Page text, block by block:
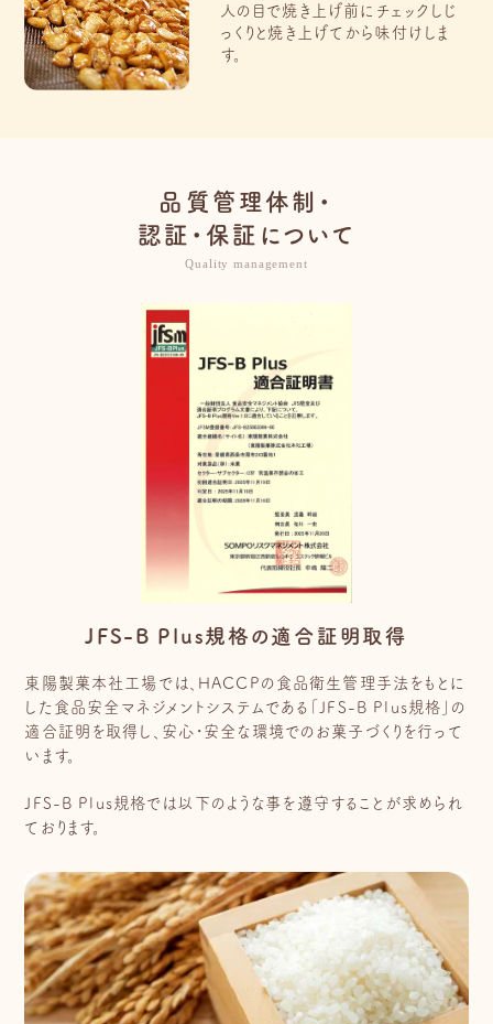
人の目で焼き上げ前にチェックしじ
っくりと焼き上げてから味付けしま
す。
品質管理体制・
認証・保証について
Quality management
JFS-B Plus規格の適合証明取得
東陽製菓本社工場では、HACCPの食品衛生管理手法をもとに
した食品安全マネジメントシステムである「JFS-B Plus規格」の
適合証明を取得し、安心・安全な環境でのお菓子づくりを行って
います。
JFS-B Plus規格では以下のような事を遵守することが求められ
ております。